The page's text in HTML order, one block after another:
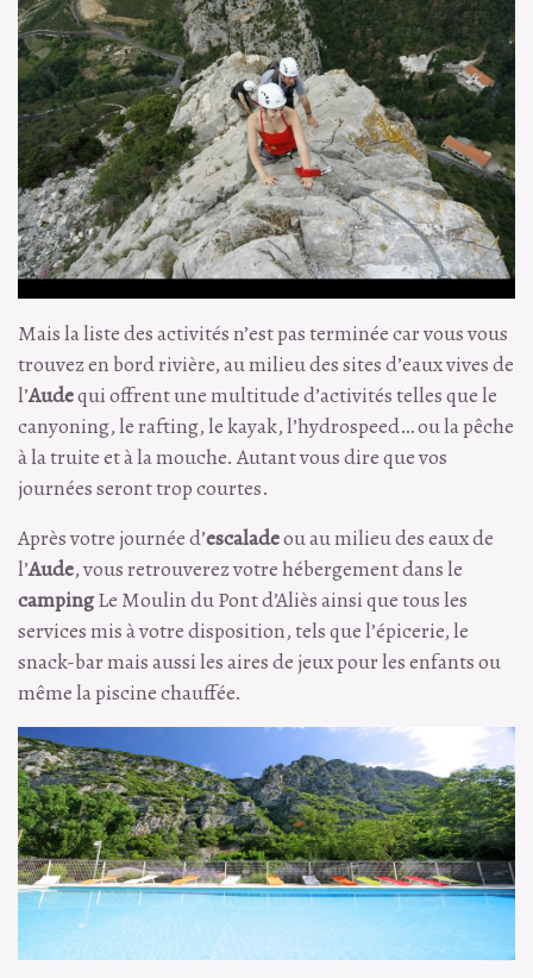
Mais la liste des activités n’est pas terminée car vous vous
trouvez en bord rivière, au milieu des sites d’eaux vives de
l’Audequi offrent une multitude d’activités telles que le
canyoning, le rafting, le kayak, l’hydrospeed… ou la pêche
à la truite et à la mouche. Autant vous dire que vos
journées seront trop courtes.
Après votre journée d’escaladeou au milieu des eaux de
l’Aude, vous retrouverez votre hébergement dans le
campingLe Moulin du Pont d’Aliès ainsi que tous les
services mis à votre disposition, tels que l’épicerie, le
snack-bar mais aussi les aires de jeux pour les enfants ou
même la piscine chauffée.